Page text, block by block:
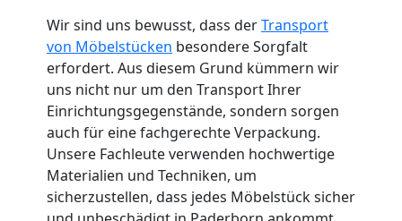
Wir sind uns bewusst, dass derTransport
von Möbelstücken besondere Sorgfalt
erfordert. Aus diesem Grund kümmern wir
uns nicht nur um den Transport Ihrer
Einrichtungsgegenstände, sondern sorgen
auch für eine fachgerechte Verpackung.
Unsere Fachleute verwenden hochwertige
Materialien und Techniken, um
sicherzustellen, dass jedes Möbelstück sicher
Umzug
und
Lagerung
Wolfsberg